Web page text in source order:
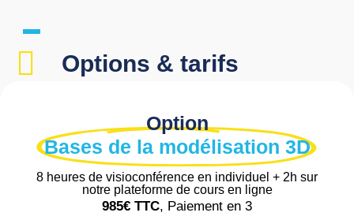
Options & tarifs
Option
Bases de la modélisation 3D
8 heures de visioconférence en individuel + 2h sur
notre plateforme de cours en ligne
985€ TTC, Paiement en 3